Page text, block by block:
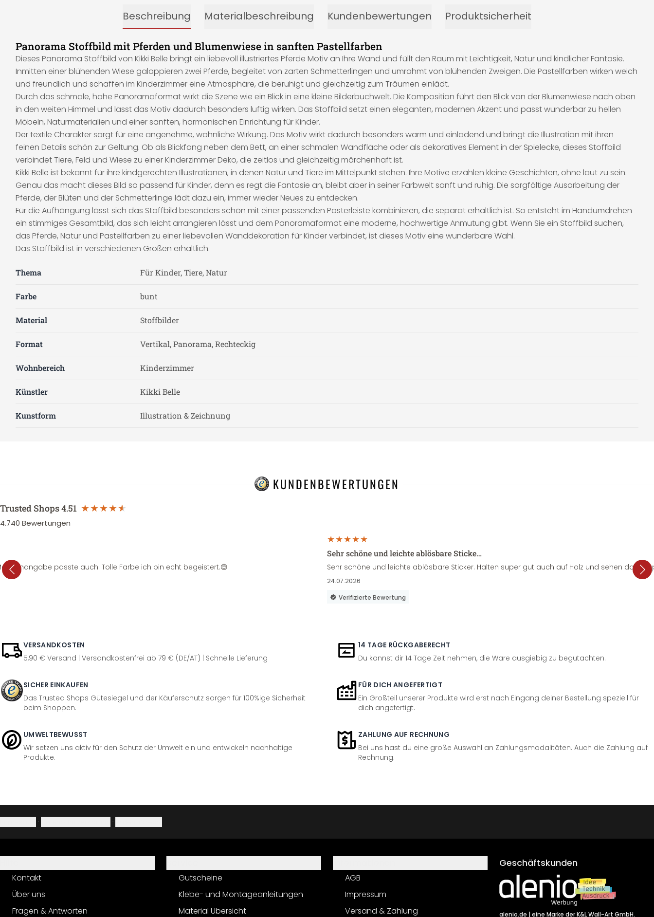
Beschreibung Materialbeschreibung Kundenbewertungen Produktsicherheit
Panorama Stoffbild mit Pferden und Blumenwiese in sanften Pastellfarben
Dieses Panorama Stoffbild von Kikki Belle bringt ein liebevoll illustriertes Pferde Motiv an Ihre Wand und füllt den Raum mit Leichtigkeit, Natur und kindlicher Fantasie.
Inmitten einer blühenden Wiese galoppieren zwei Pferde, begleitet von zarten Schmetterlingen und umrahmt von blühenden Zweigen. Die Pastellfarben wirken weich
und freundlich und schaffen im Kinderzimmer eine Atmosphäre, die beruhigt und gleichzeitig zum Träumen einlädt.
Durch das schmale, hohe Panoramaformat wirkt die Szene wie ein Blick in eine kleine Bilderbuchwelt. Die Komposition führt den Blick von der Blumenwiese nach oben
in den weiten Himmel und lässt das Motiv dadurch besonders luftig wirken. Das Stoffbild setzt einen eleganten, modernen Akzent und passt wunderbar zu hellen
Möbeln, Naturmaterialien und einer sanften, harmonischen Einrichtung für Kinder.
Der textile Charakter sorgt für eine angenehme, wohnliche Wirkung. Das Motiv wirkt dadurch besonders warm und einladend und bringt die Illustration mit ihren
feinen Details schön zur Geltung. Ob als Blickfang neben dem Bett, an einer schmalen Wandfläche oder als dekoratives Element in der Spielecke, dieses Stoffbild
verbindet Tiere, Feld und Wiese zu einer Kinderzimmer Deko, die zeitlos und gleichzeitig märchenhaft ist.
Kikki Belle ist bekannt für ihre kindgerechten Illustrationen, in denen Natur und Tiere im Mittelpunkt stehen. Ihre Motive erzählen kleine Geschichten, ohne laut zu sein.
Genau das macht dieses Bild so passend für Kinder, denn es regt die Fantasie an, bleibt aber in seiner Farbwelt sanft und ruhig. Die sorgfältige Ausarbeitung der
Pferde, der Blüten und der Schmetterlinge lädt dazu ein, immer wieder Neues zu entdecken.
Für die Aufhängung lässt sich das Stoffbild besonders schön mit einer passenden Posterleiste kombinieren, die separat erhältlich ist. So entsteht im Handumdrehen
ein stimmiges Gesamtbild, das sich leicht arrangieren lässt und dem Panoramaformat eine moderne, hochwertige Anmutung gibt. Wenn Sie ein Stoffbild suchen,
das Pferde, Natur und Pastellfarben zu einer liebevollen Wanddekoration für Kinder verbindet, ist dieses Motiv eine wunderbare Wahl.
Das Stoffbild ist in verschiedenen Größen erhältlich.
Thema Für Kinder, Tiere, Natur
Farbe bunt
Material Stoffbilder
Format Vertikal, Panorama, Rechteckig
Wohnbereich Kinderzimmer
Künstler Kikki Belle
Kunstform Illustration & Zeichnung
KUNDENBEWERTUNGEN
Trusted Shops4.51
4.740 Bewertungen
passte auch. Tolle Farbe ich bin echt begeistert.😊
Sehr schöne und leichte ablösbare Sticke…
Sehr schöne und leichte ablösbare Sticker. Halten super gut auch auf Holz und sehen dazu
24.07.2026
Verifizierte Bewertung
VERSANDKOSTEN
5,90 € Versand | Versandkostenfrei ab 79 € (DE/AT) | Schnelle Lieferung
14 TAGE RÜCKGABERECHT
Du kannst dir 14 Tage Zeit nehmen, die Ware ausgiebig zu begutachten.
SICHER EINKAUFEN
Das Trusted Shops Gütesiegel und der Käuferschutz sorgen für 100%ige Sicherheit
beim Shoppen.
FÜR DICH ANGEFERTIGT
Ein Großteil unserer Produkte wird erst nach Eingang deiner Bestellung speziell für
dich angefertigt.
UMWELTBEWUSST
Wir setzen uns aktiv für den Schutz der Umwelt ein und entwickeln nachhaltige
Produkte.
ZAHLUNG AUF RECHNUNG
Bei uns hast du eine große Auswahl an Zahlungsmodalitäten. Auch die Zahlung auf
Rechnung.
· ·
Kontakt
Über uns
Fragen & Antworten
Gutscheine
Klebe- und Montageanleitungen
Material Übersicht
AGB
Impressum
Versand & Zahlung
Geschäftskunden
alenio.de | eine Marke der K&L Wall-Art GmbH.